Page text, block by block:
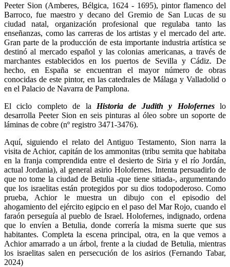
Peeter Sion (Amberes, Bélgica, 1624 - 1695), pintor flamenco del
Barroco, fue maestro y decano del Gremio de San Lucas de su
ciudad natal, organización profesional que regulaba tanto las
enseñanzas, como las carreras de los artistas y el mercado del arte.
Gran parte de la producción de esta importante industria artística se
destinó al mercado español y las colonias americanas, a través de
marchantes establecidos en los puertos de Sevilla y Cádiz. De
hecho, en España se encuentran el mayor número de obras
conocidas de este pintor, en las catedrales de Málaga y Valladolid o
en el Palacio de Navarra de Pamplona.
El ciclo completo de la Historia de Judith y Holoferneslo
desarrolla Peeter Sion en seis pinturas al óleo sobre un soporte de
láminas de cobre (nº registro 3471-3476).
Aquí, siguiendo el relato del Antiguo Testamento, Sion narra la
visita de Achior, capitán de los ammonitas (tribu semita que habitaba
en la franja comprendida entre el desierto de Siria y el río Jordán,
actual Jordania), al general asirio Holofernes. Intenta persuadirlo de
que no tome la ciudad de Betulia -que tiene sitiada-, argumentando
que los israelitas están protegidos por su dios todopoderoso. Como
prueba, Achior le muestra un dibujo con el episodio del
ahogamiento del ejército egipcio en el paso del Mar Rojo, cuando el
faraón perseguía al pueblo de Israel. Holofernes, indignado, ordena
que lo envíen a Betulia, donde correría la misma suerte que sus
habitantes. Completa la escena principal, otra, en la que vemos a
Achior amarrado a un árbol, frente a la ciudad de Betulia, mientras
los israelitas salen en persecución de los asirios (Fernando Tabar,
2024)